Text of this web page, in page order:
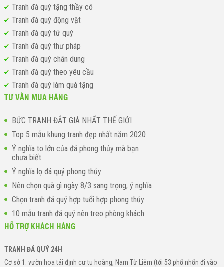
Tranh đá quý tặng thầy cô
Tranh đá quý động vật
Tranh đá quý tứ quý
Tranh đá quý thư pháp
Tranh đá quý chân dung
Tranh đá quý theo yêu cầu
Tranh đá quý làm quà tặng
TƯ VẤN MUA HÀNG
BỨC TRANH ĐẮT GIÁ NHẤT THẾ GIỚI
Top 5 mẫu khung tranh đẹp nhất năm 2020
Ý nghĩa to lớn của đá phong thủy mà bạn
chưa biết
Ý nghĩa lọ đá quý phong thủy
Nên chọn quà gì ngày 8/3 sang trọng, ý nghĩa
Chọn tranh đá quý hợp tuổi hợp phong thủy
10 mẫu tranh đá quý nên treo phòng khách
HỖ TRỢ KHÁCH HÀNG
TRANH ĐÁ QUÝ 24H
Cơ sở 1: vườn hoa tái định cư tu hoàng, Nam Từ Liêm (tới 53 phố nhổn đi vào